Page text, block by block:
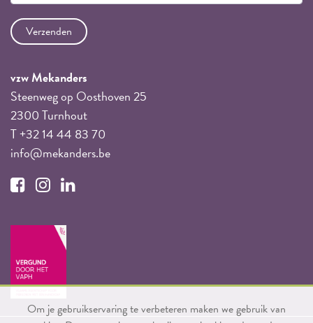
vzw Mekanders
Steenweg op Oosthoven 25
2300 Turnhout
T +32 14 44 83 70
info@mekanders.be
Om je gebruikservaring te verbeteren maken we gebruik van